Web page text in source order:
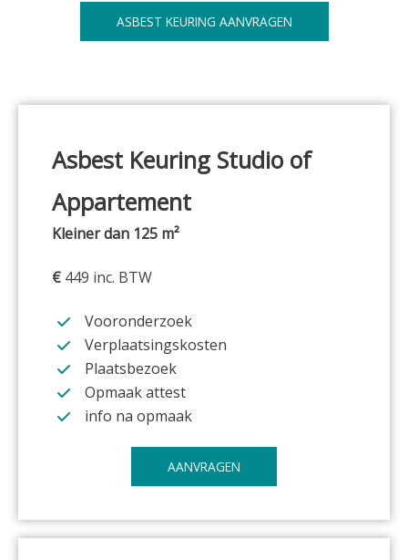
ASBEST KEURING AANVRAGEN
Asbest Keuring Studio of
Appartement
Kleiner dan 125 m²
€ 449 inc. BTW
Vooronderzoek
Verplaatsingskosten
Plaatsbezoek
Opmaak attest
info na opmaak
AANVRAGEN